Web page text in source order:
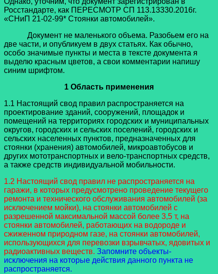
Росстандарте, как ПЕРЕСМОТР СП 113.13330.2016г.
«СНиП 21-02-99* Стоянки автомобилей».
Документ не маленького объема. Разобьем его на
две части, и опубликуем в двух статьях. Как обычно,
особо значимые пункты и места в тексте документа я
выделю красным цветов, а свои комментарии напишу
синим шрифтом.
1 Область применения
1.1 Настоящий свод правил распространяется на
проектирование зданий, сооружений, площадок и
помещений на территориях городских и муниципальных
округов, городских и сельских поселений, городских и
сельских населенных пунктов, предназначенных для
стоянки (хранения) автомобилей, микроавтобусов и
других мототранспортных и вело-транспортных средств,
а также средств индивидуальной мобильности.
1.2 Настоящий свод правил не распространяется на
гаражи, в которых предусмотрено проведение текущего
ремонта и технического обслуживания автомобилей (за
исключением мойки), на стоянки автомобилей с
разрешенной максимальной массой более 3,5 т, на
стоянки автомобилей, работающих на водороде и
сжиженном природном газе, на стоянки автомобилей,
использующихся для перевозки взрывчатых, ядовитых и
радиоактивных веществ. Запомните объекты-
исключения на которые действия данного пункта не
распространяется.